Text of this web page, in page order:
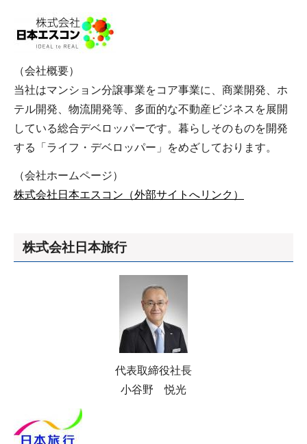
（会社概要）
当社はマンション分譲事業をコア事業に、商業開発、ホ
テル開発、物流開発等、多面的な不動産ビジネスを展開
している総合デベロッパーです。暮らしそのものを開発
する「ライフ・デベロッパー」をめざしております。
（会社ホームページ）
株式会社日本エスコン（外部サイトへリンク）
株式会社日本旅行
代表取締役社長
小谷野 悦光